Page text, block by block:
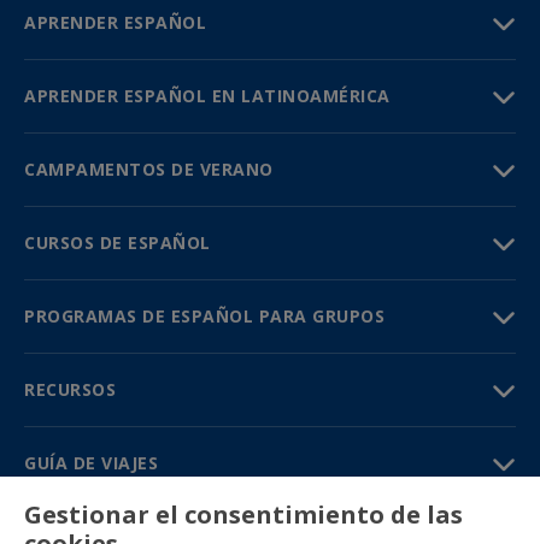
APRENDER ESPAÑOL
APRENDER ESPAÑOL EN LATINOAMÉRICA
CAMPAMENTOS DE VERANO
CURSOS DE ESPAÑOL
PROGRAMAS DE ESPAÑOL PARA GRUPOS
RECURSOS
GUÍA DE VIAJES
PARTNERS
Gestionar el consentimiento de las